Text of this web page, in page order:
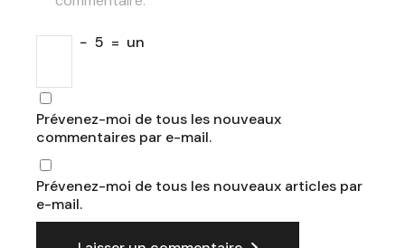
− 5 = un
Prévenez-moi de tous les nouveaux
commentaires par e-mail.
Prévenez-moi de tous les nouveaux articles par
e-mail.